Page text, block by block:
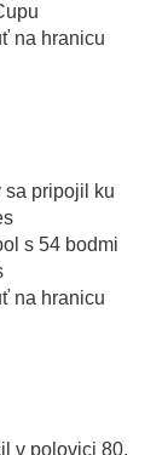
na hranicu
sa pripojil ku
s 54 bodmi
na hranicu
v polovici 80.